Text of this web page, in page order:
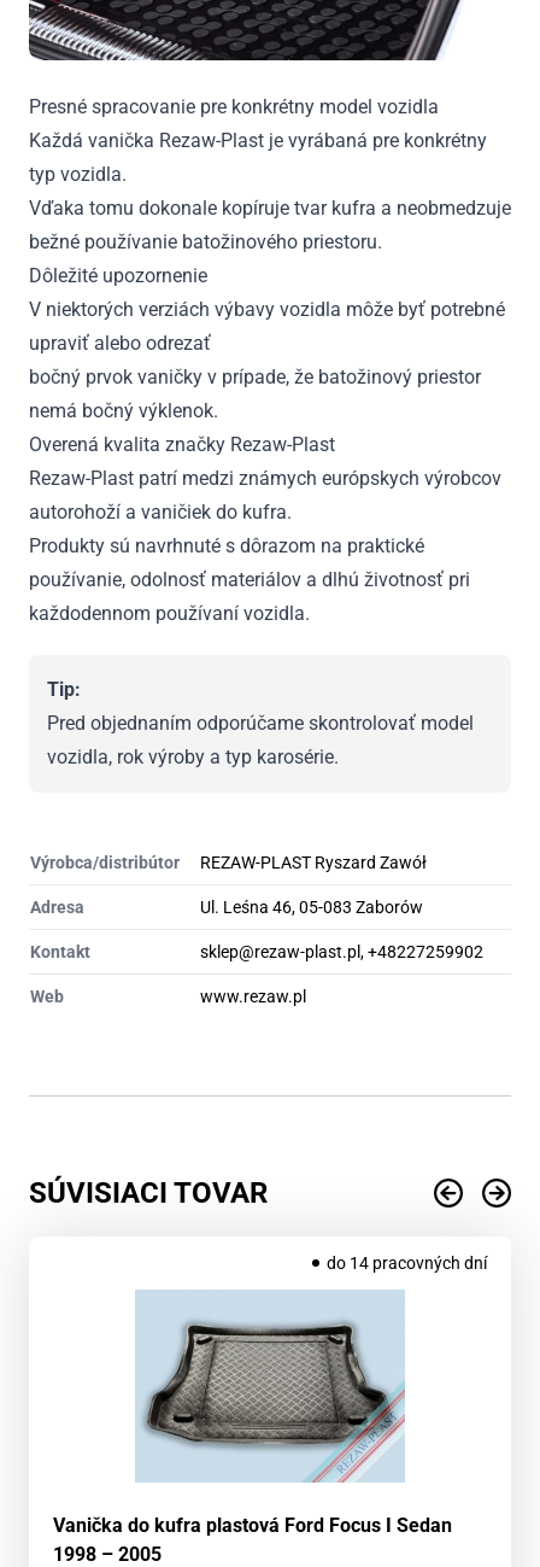
Presné spracovanie pre konkrétny model vozidla
Každá vanička Rezaw-Plast je vyrábaná pre konkrétny
typ vozidla.
Vďaka tomu dokonale kopíruje tvar kufra a neobmedzuje
bežné používanie batožinového priestoru.
Dôležité upozornenie
V niektorých verziách výbavy vozidla môže byť potrebné
upraviť alebo odrezať
bočný prvok vaničky v prípade, že batožinový priestor
nemá bočný výklenok.
Overená kvalita značky Rezaw-Plast
Rezaw-Plast patrí medzi známych európskych výrobcov
autorohoží a vaničiek do kufra.
Produkty sú navrhnuté s dôrazom na praktické
používanie, odolnosť materiálov a dlhú životnosť pri
každodennom používaní vozidla.
Tip:
Pred objednaním odporúčame skontrolovať model
vozidla, rok výroby a typ karosérie.
Výrobca/distribútor REZAW-PLAST Ryszard Zawół
Adresa Ul. Leśna 46, 05-083 Zaborów
Kontakt sklep@rezaw-plast.pl, +48227259902
Web www.rezaw.pl
SÚVISIACI TOVAR
do 14 pracovných dní
Vanička do kufra plastová Ford Focus I Sedan
1998 – 2005